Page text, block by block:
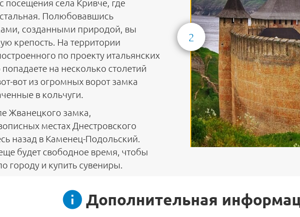
посещения села Кривче, где
Полюбовавшись
созданными природой, вы
крепость. На территории
по проекту итальянских
на несколько столетий
вот из огромных ворот замка
в кольчуги.
Жванецкого замка,
местах Днестровского
назад в Каменец-Подольский.
будет свободное время, чтобы
городу и купить сувениры.
2
Дополнительная